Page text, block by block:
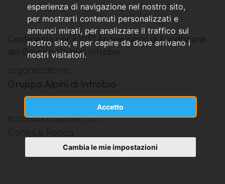
esperienza di navigazione nel nostro sito,
per mostrarti contenuti personalizzati e
annunci mirati, per analizzare il traffico sul
nostro sito, e per capire da dove arrivano i
nostri visitatori.
Accetto
Cambia le mie impostazioni
Canteremo per il 105° Anniversario di Fondazione
del Gruppo Alpini di Introbio.
organizzatore:
Gruppo Alpini di Introbio
in collaborazione con:
Coro La Rocca